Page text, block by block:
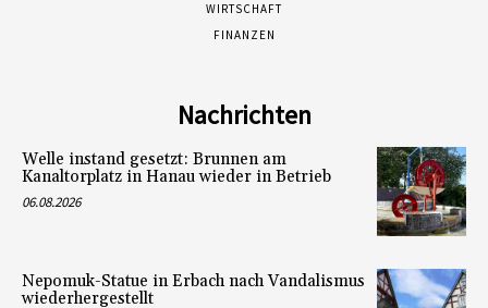
WIRTSCHAFT
FINANZEN
Nachrichten
Welle instand gesetzt: Brunnen am
Kanaltorplatz in Hanau wieder in Betrieb
06.08.2026
Nepomuk-Statue in Erbach nach Vandalismus
wiederhergestellt